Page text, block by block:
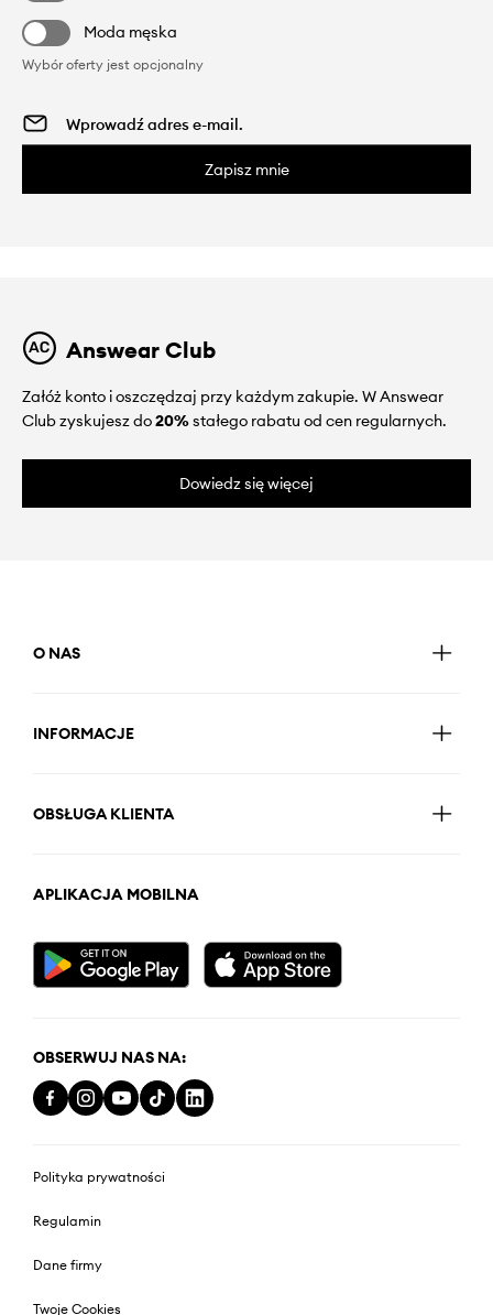
Moda męska
Wybór oferty jest opcjonalny
Zapisz mnie
Answear Club
Załóż konto i oszczędzaj przy każdym zakupie. W Answear
Club zyskujesz do20%stałego rabatu od cen regularnych.
Dowiedz się więcej
O NAS
INFORMACJE
OBSŁUGA KLIENTA
APLIKACJA MOBILNA
OBSERWUJ NAS NA:
Polityka prywatności
Regulamin
Dane firmy
Twoje Cookies